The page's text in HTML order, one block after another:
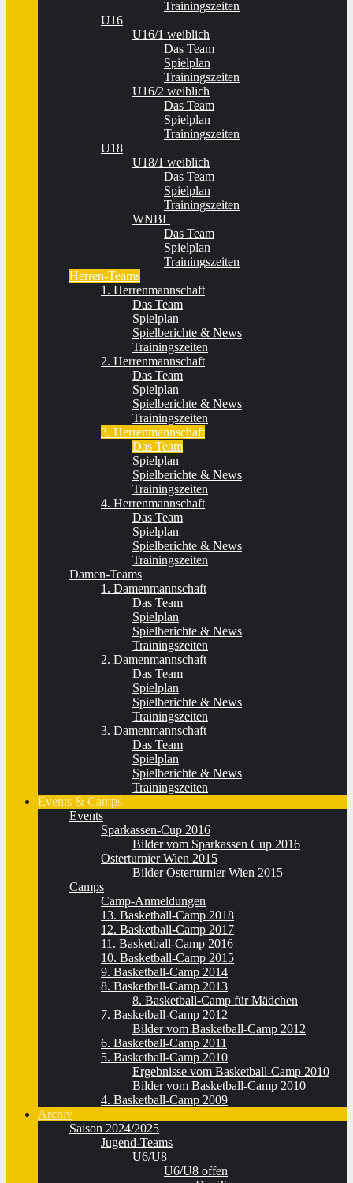
Trainingszeiten
U16
U16/1 weiblich
Das Team
Spielplan
Trainingszeiten
U16/2 weiblich
Das Team
Spielplan
Trainingszeiten
U18
U18/1 weiblich
Das Team
Spielplan
Trainingszeiten
WNBL
Das Team
Spielplan
Trainingszeiten
Herren-Teams
1. Herrenmannschaft
Das Team
Spielplan
Spielberichte & News
Trainingszeiten
2. Herrenmannschaft
Das Team
Spielplan
Spielberichte & News
Trainingszeiten
3. Herrenmannschaft
Das Team
Spielplan
Spielberichte & News
Trainingszeiten
4. Herrenmannschaft
Das Team
Spielplan
Spielberichte & News
Trainingszeiten
Damen-Teams
1. Damenmannschaft
Das Team
Spielplan
Spielberichte & News
Trainingszeiten
2. Damenmannschaft
Das Team
Spielplan
Spielberichte & News
Trainingszeiten
3. Damenmannschaft
Das Team
Spielplan
Spielberichte & News
Trainingszeiten
Events & Camps
Events
Sparkassen-Cup 2016
Bilder vom Sparkassen Cup 2016
Osterturnier Wien 2015
Bilder Osterturnier Wien 2015
Camps
Camp-Anmeldungen
13. Basketball-Camp 2018
12. Basketball-Camp 2017
11. Basketball-Camp 2016
10. Basketball-Camp 2015
9. Basketball-Camp 2014
8. Basketball-Camp 2013
8. Basketball-Camp für Mädchen
7. Basketball-Camp 2012
Bilder vom Basketball-Camp 2012
6. Basketball-Camp 2011
5. Basketball-Camp 2010
Ergebnisse vom Basketball-Camp 2010
Bilder vom Basketball-Camp 2010
4. Basketball-Camp 2009
Archiv
Saison 2024/2025
Jugend-Teams
U6/U8
U6/U8 offen